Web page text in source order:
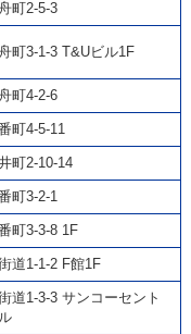
町2-5-3
町3-1-3 T&Uビル1F
町4-2-6
町4-5-11
町2-10-14
町3-2-1
町3-3-8 1F
道1-1-2 F館1F
道1-3-3 サンコーセント